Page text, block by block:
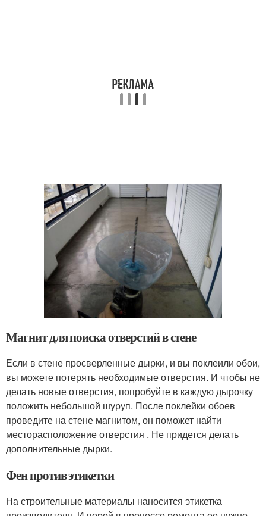
Магнит для поиска отверстий в стене
Если в стене просверленные дырки, и вы поклеили обои,
вы можете потерять необходимые отверстия. И чтобы не
делать новые отверстия, попробуйте в каждую дырочку
положить небольшой шуруп. После поклейки обоев
проведите на стене магнитом, он поможет найти
месторасположение отверстия . Не придется делать
дополнительные дырки.
Фен против этикетки
На строительные материалы наносится этикетка